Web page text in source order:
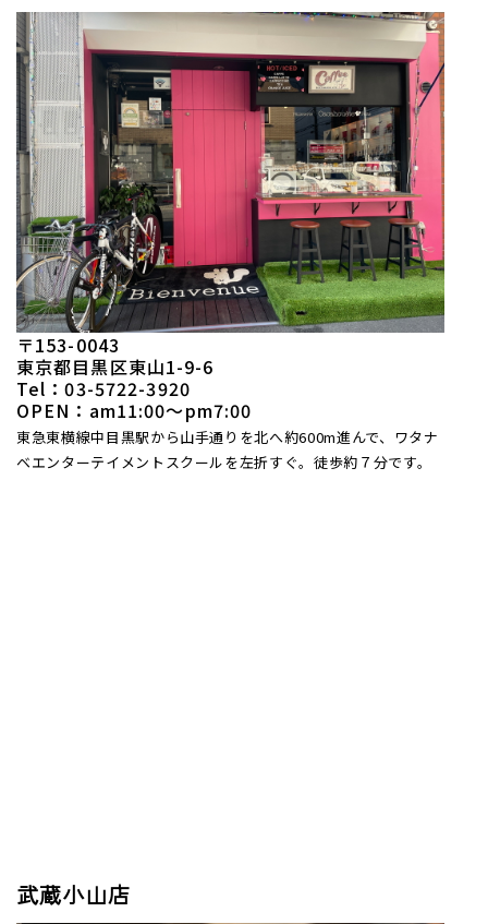
〒153-0043
東京都目黒区東山1-9-6
Tel：03-5722-3920
OPEN：am11:00〜pm7:00
東急東横線中目黒駅から山手通りを北へ約600m進んで、ワタナ
ベエンターテイメントスクールを左折すぐ。徒歩約７分です。
武蔵小山店